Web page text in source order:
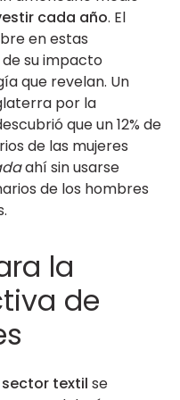
cada año. El
en estas
su impacto
que revelan. Un
por la
que un 12% de
de las mujeres
ahí sin usarse
de los hombres
la
de
textil se